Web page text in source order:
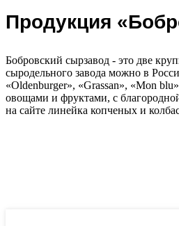
Продукция
Бобровский сырзавод - это две
сыродельного завода можно в
«Oldenburger», «Grassan», «Mon
овощами и фруктами, с
на сайте линейка копченых и